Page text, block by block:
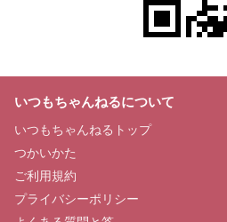
いつもちゃんねるについて
いつもちゃんねるトップ
つかいかた
ご利用規約
プライバシーポリシー